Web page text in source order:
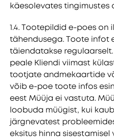
käesolevates tingimustes
1.4. Tootepildid e-poes on
tähendusega. Toote infot
täiendatakse
peale Kliendi viimast
tootjate andmekaartide
võib e-poe toote infos
eest Müüja ei vastuta.
loobuda müügist, kui
järgnevatest
eksitus hinna sisestamisel